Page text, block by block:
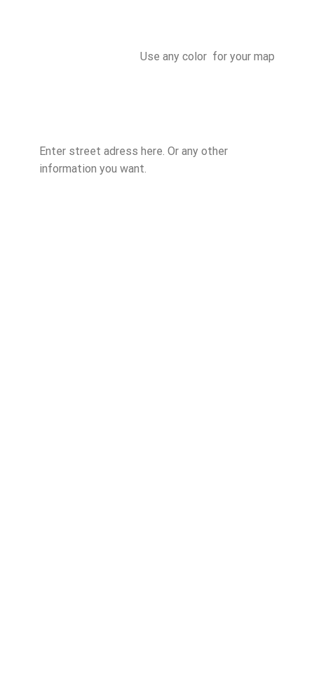
Use any color for your map
Enter street adress here. Or any other
information you want.